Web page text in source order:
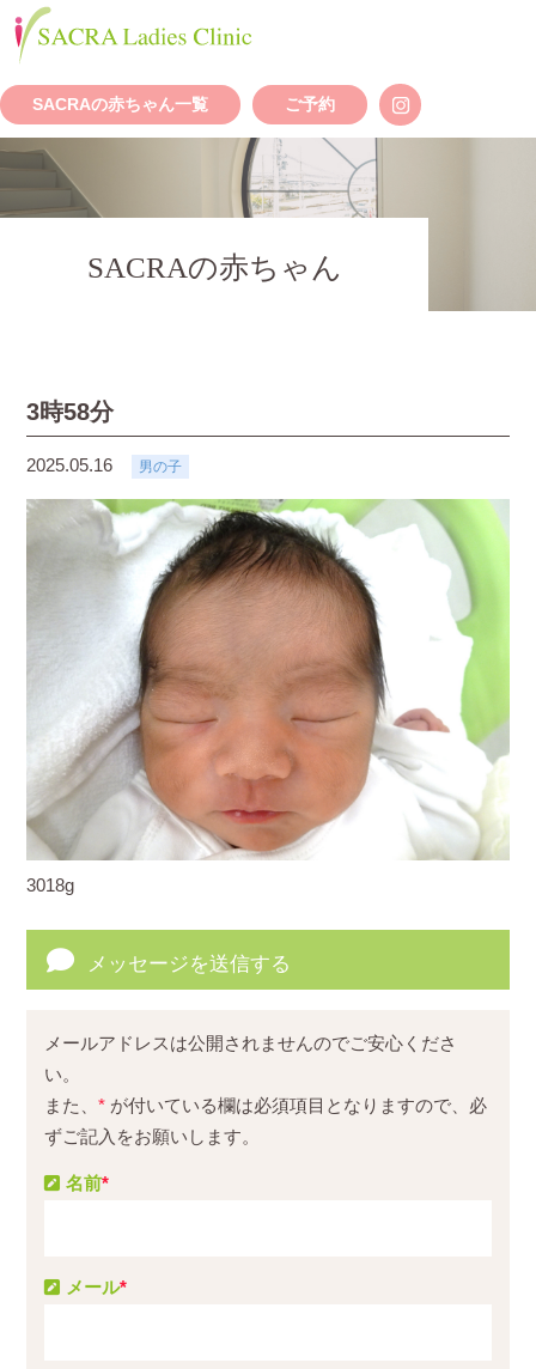
SACRAの赤ちゃん一覧 ご予約
SACRAの赤ちゃん
3時58分
2025.05.16 男の子
3018g
メッセージを送信する
メールアドレスは公開されませんのでご安心くださ
い。
また、* が付いている欄は必須項目となりますので、必
ずご記入をお願いします。
名前*
メール*